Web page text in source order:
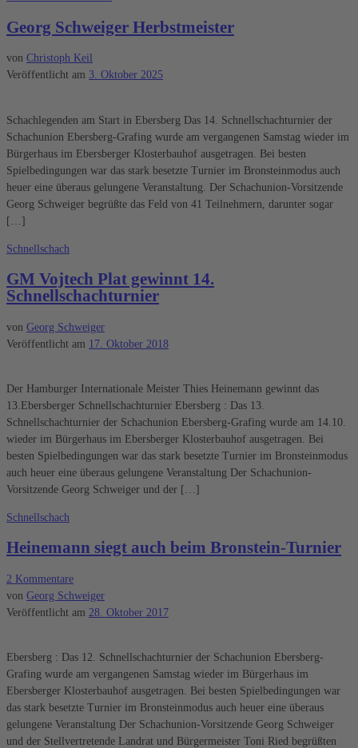
Georg Schweiger Herbstmeister
von Christoph Keil
Veröffentlicht am 3. Oktober 2025
Schachlegenden am Start in Ebersberg Das 14. Schnellschachturnier der
Schachunion Ebersberg-Grafing wurde am vergangenen Samstag wieder im
Bürgerhaus im Ebersberger Klosterbauhof ausgetragen. Bei besten
Spielbedingungen war das stark besetzte Turnier im Bronsteinmodus auch
heuer eine überaus gelungene Veranstaltung. Der Schachunion-Vorsitzende
Georg Schweiger begrüßte das Feld von 41 Teilnehmern, darunter sogar
[…]
Schnellschach
GM Vojtech Plat gewinnt 14.
Schnellschachturnier
von Georg Schweiger
Veröffentlicht am 17. Oktober 2018
Der Hamburger Internationale Meister Thies Heinemann gewinnt das
13.Ebersberger Schnellschachturnier Ebersberg : Das 13.
Schnellschachturnier der Schachunion Ebersberg-Grafing wurde am 14.10.
wieder im Bürgerhaus im Ebersberger Klosterbauhof ausgetragen. Bei
besten Spielbedingungen war das stark besetzte Turnier im Bronsteinmodus
auch heuer eine überaus gelungene Veranstaltung Der Schachunion-
Vorsitzende Georg Schweiger und der […]
Schnellschach
Heinemann siegt auch beim Bronstein-Turnier
2 Kommentare
von Georg Schweiger
Veröffentlicht am 28. Oktober 2017
Ebersberg : Das 12. Schnellschachturnier der Schachunion Ebersberg-
Grafing wurde am vergangenen Samstag wieder im Bürgerhaus im
Ebersberger Klosterbauhof ausgetragen. Bei besten Spielbedingungen war
das stark besetzte Turnier im Bronsteinmodus auch heuer eine überaus
gelungene Veranstaltung Der Schachunion-Vorsitzende Georg Schweiger
und der Stellvertretende Landrat und Bürgermeister Toni Ried begrüßten